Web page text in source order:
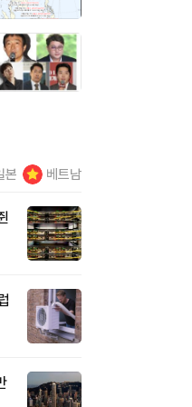
본 베트남